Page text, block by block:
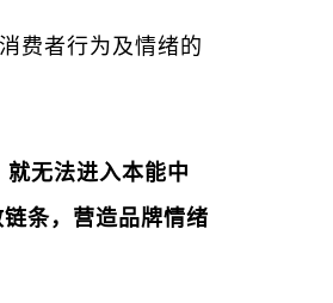
费者行为及情绪的
无法进入本能中
条，营造品牌情绪